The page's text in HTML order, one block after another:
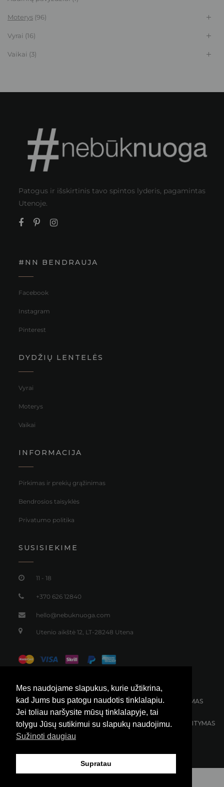
95,00
Mes naudojame slapukus, kurie užtikrina,
kad Jums bus patogu naudotis tinklalapiu.
Jei toliau naršysite mūsų tinklalapyje, tai
tolygu Jūsų sutikimui su slapukų naudojimu.
Sužinoti daugiau
Supratau